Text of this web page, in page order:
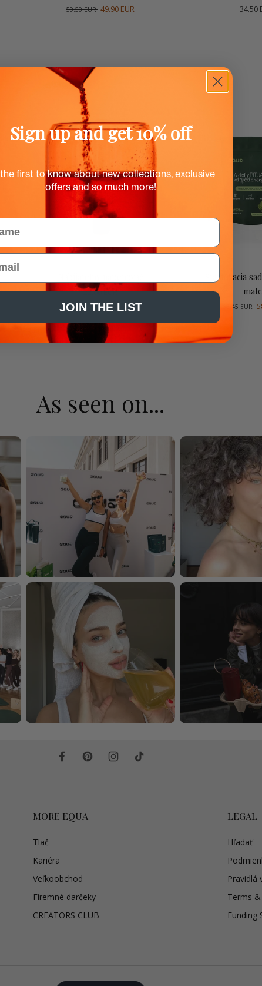
59.50 EUR 49.90 EUR 34.50
22.00 EUR
Štartovacia
68.45 EUR
As seen on...
MORE EQUA
Tlač
Kariéra
Veľkoobchod
Firemné darčeky
CREATORS CLUB
LEGAL
Hľadať
Pravidlá
Terms
Funding
Sign up and get 10% off
first to know about new collections, exclusive
offers and so much more!
JOIN THE LIST